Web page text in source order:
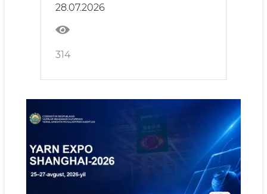
28.07.2026
314